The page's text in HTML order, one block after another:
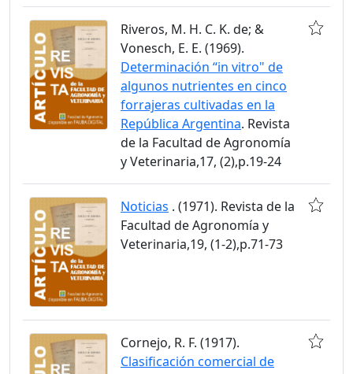
Riveros, M. H. C. K. de; &
Vonesch, E. E. (1969).
Determinación “in vitro" de
algunos nutrientes en cinco
forrajeras cultivadas en la
República Argentina. Revista
de la Facultad de Agronomía
y Veterinaria,17, (2),p.19-24
Noticias . (1971). Revista de la
Facultad de Agronomía y
Veterinaria,19, (1-2),p.71-73
Cornejo, R. F. (1917).
Clasificación comercial de